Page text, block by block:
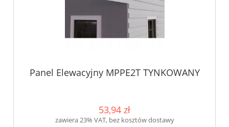
Panel Elewacyjny MPPE2T TYNKOWANY
53,94 zł
zawiera 23% VAT, bez kosztów dostawy